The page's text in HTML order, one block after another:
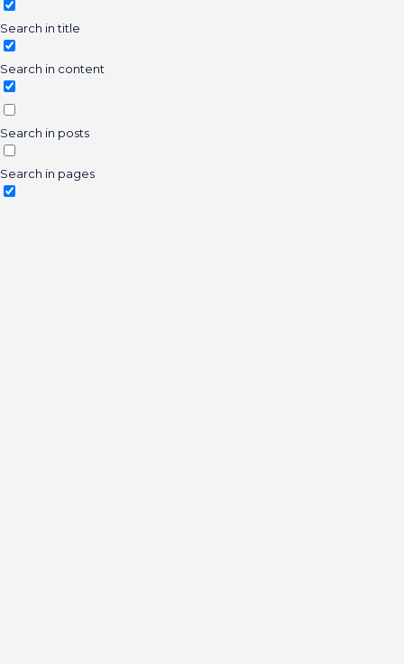
Search in title
Search in content
Search in posts
Search in pages